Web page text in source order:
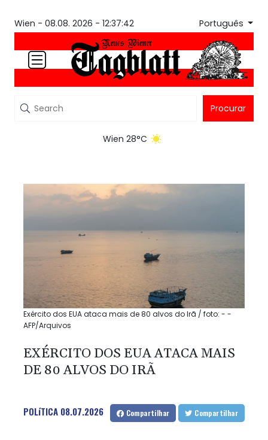
Wien - 08.08. 2026 - 12:37:42 Português
Procurar
Wien 28°C
Exército dos EUA ataca mais de 80 alvos do Irã / foto: - -
AFP/Arquivos
EXÉRCITO DOS EUA ATACA MAIS
DE 80 ALVOS DO IRÃ
POLíTICA 08.07.2026 Compartilhar Compartilhar